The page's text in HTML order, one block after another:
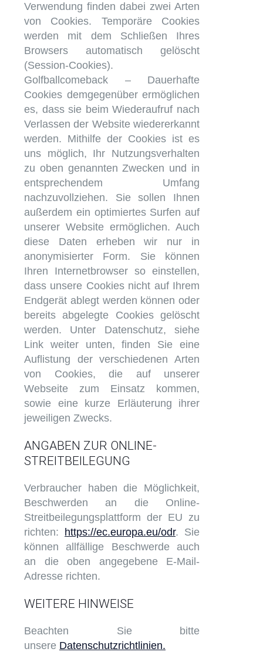
Verwendung finden dabei zwei Arten
von Cookies. Temporäre Cookies
werden mit dem Schließen Ihres
Browsers automatisch gelöscht
(Session-Cookies).
Golfballcomeback – Dauerhafte
Cookies demgegenüber ermöglichen
es, dass sie beim Wiederaufruf nach
Verlassen der Website wiedererkannt
werden. Mithilfe der Cookies ist es
uns möglich, Ihr Nutzungsverhalten
zu oben genannten Zwecken und in
entsprechendem Umfang
nachzuvollziehen. Sie sollen Ihnen
außerdem ein optimiertes Surfen auf
unserer Website ermöglichen. Auch
diese Daten erheben wir nur in
anonymisierter Form. Sie können
Ihren Internetbrowser so einstellen,
dass unsere Cookies nicht auf Ihrem
Endgerät ablegt werden können oder
bereits abgelegte Cookies gelöscht
werden. Unter Datenschutz, siehe
Link weiter unten, finden Sie eine
Auflistung der verschiedenen Arten
von Cookies, die auf unserer
Webseite zum Einsatz kommen,
sowie eine kurze Erläuterung ihrer
jeweiligen Zwecks.
ANGABEN ZUR ONLINE-
STREITBEILEGUNG
Verbraucher haben die Möglichkeit,
Beschwerden an die Online-
Streitbeilegungsplattform der EU zu
richten: https://ec.europa.eu/odr. Sie
können allfällige Beschwerde auch
an die oben angegebene E-Mail-
Adresse richten.
WEITERE HINWEISE
Beachten Sie bitte
unsere Datenschutzrichtlinien.